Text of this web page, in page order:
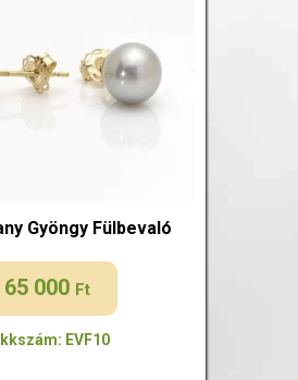
Gyöngy Fülbevaló
65 000 Ft
EVF10